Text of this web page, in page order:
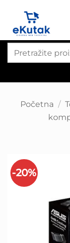
content
search
Početna /
-20%